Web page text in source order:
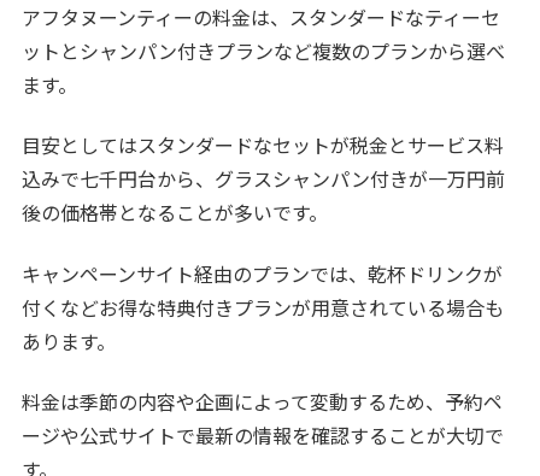
アフタヌーンティーの料金は、スタンダードなティーセ
ットとシャンパン付きプランなど複数のプランから選べ
ます。
目安としてはスタンダードなセットが税金とサービス料
込みで七千円台から、グラスシャンパン付きが一万円前
後の価格帯となることが多いです。
キャンペーンサイト経由のプランでは、乾杯ドリンクが
付くなどお得な特典付きプランが用意されている場合も
あります。
料金は季節の内容や企画によって変動するため、予約ペ
ージや公式サイトで最新の情報を確認することが大切で
す。